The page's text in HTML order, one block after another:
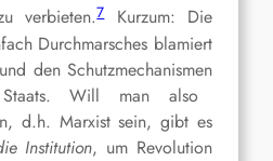
verbieten.7
Kurzum: Die
Durchmarsches blamiert
den Schutzmechanismen
Will man also
d.h. Marxist sein, gibt es
Institution, um Revolution